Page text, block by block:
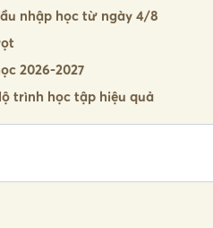
nhập học từ ngày 4/8
2026-2027
trình học tập hiệu quả